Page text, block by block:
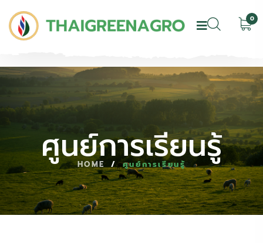
0
ศูนย์การเรียนรู้
HOME / ศูนย์การเรียนรู้